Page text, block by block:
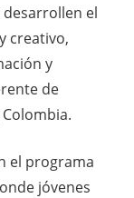
el
creativo,
y
de
el programa
jóvenes